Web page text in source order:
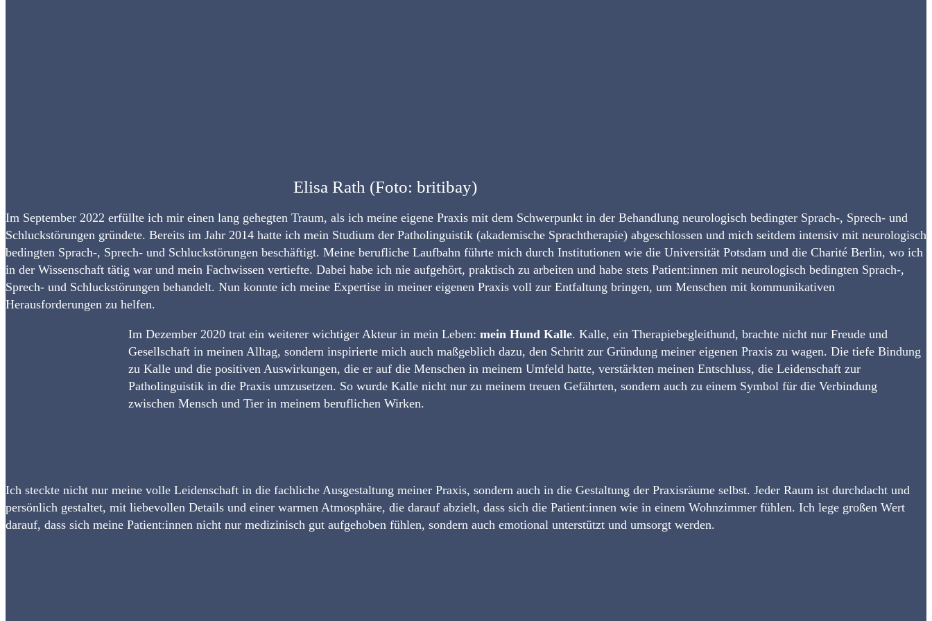
Elisa Rath (Foto: britibay)
Im September 2022 erfüllte ich mir einen lang gehegten Traum, als ich meine eigene Praxis mit dem Schwerpunkt in der Behandlung neurologisch bedingter Sprach-, Sprech- und
Schluckstörungen gründete. Bereits im Jahr 2014 hatte ich mein Studium der Patholinguistik (akademische Sprachtherapie) abgeschlossen und mich seitdem intensiv mit neurologisch
bedingten Sprach-, Sprech- und Schluckstörungen beschäftigt. Meine berufliche Laufbahn führte mich durch Institutionen wie die Universität Potsdam und die Charité Berlin, wo ich
in der Wissenschaft tätig war und mein Fachwissen vertiefte. Dabei habe ich nie aufgehört, praktisch zu arbeiten und habe stets Patient:innen mit neurologisch bedingten Sprach-,
Sprech- und Schluckstörungen behandelt. Nun konnte ich meine Expertise in meiner eigenen Praxis voll zur Entfaltung bringen, um Menschen mit kommunikativen
Herausforderungen zu helfen.
Im Dezember 2020 trat ein weiterer wichtiger Akteur in mein Leben: mein Hund Kalle. Kalle, ein Therapie­begleit­hund, brachte nicht nur Freude und
Gesellschaft in meinen Alltag, sondern inspirierte mich auch maßgeblich dazu, den Schritt zur Gründung meiner eigenen Praxis zu wagen. Die tiefe Bindung
zu Kalle und die positiven Auswirkungen, die er auf die Menschen in meinem Umfeld hatte, verstärkten meinen Entschluss, die Leidenschaft zur
Patholinguistik in die Praxis umzusetzen. So wurde Kalle nicht nur zu meinem treuen Gefährten, sondern auch zu einem Symbol für die Verbindung
zwischen Mensch und Tier in meinem beruflichen Wirken.
Ich steckte nicht nur meine volle Leidenschaft in die fachliche Ausgestaltung meiner Praxis, sondern auch in die Gestaltung der Praxisräume selbst. Jeder Raum ist durchdacht und
persönlich gestaltet, mit liebevollen Details und einer warmen Atmosphäre, die darauf abzielt, dass sich die Patient:innen wie in einem Wohnzimmer fühlen. Ich lege großen Wert
darauf, dass sich meine Patient:innen nicht nur medizinisch gut aufgehoben fühlen, sondern auch emotional unterstützt und umsorgt werden.